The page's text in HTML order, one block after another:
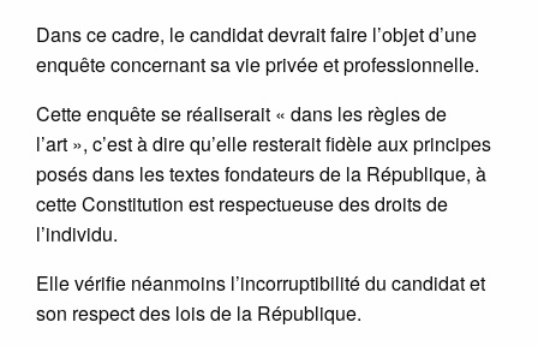
Dans ce cadre, le candidat devrait faire l’objet d’une
enquête concernant sa vie privée et professionnelle.
Cette enquête se réaliserait « dans les règles de
l’art », c’est à dire qu’elle resterait fidèle aux principes
posés dans les textes fondateurs de la République, à
cette Constitution est respectueuse des droits de
l’individu.
Elle vérifie néanmoins l’incorruptibilité du candidat et
son respect des lois de la République.